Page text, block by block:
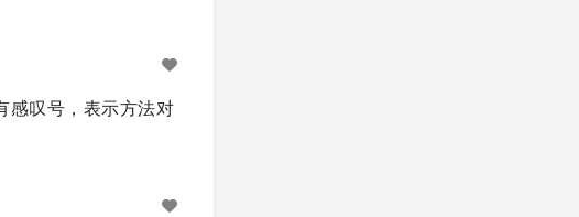
感叹号，表示方法对